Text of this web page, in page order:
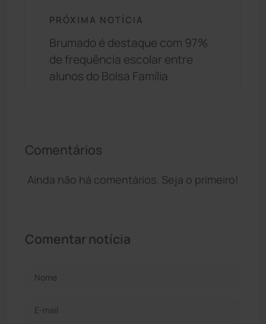
PRÓXIMA NOTÍCIA
Brumado é destaque com 97%
de frequência escolar entre
alunos do Bolsa Família
Comentários
Ainda não há comentários. Seja o primeiro!
Comentar notícia